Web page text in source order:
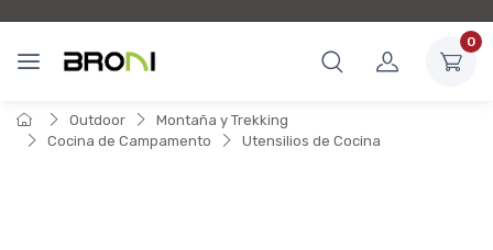
0
Outdoor
Montaña y Trekking
Cocina de Campamento
Utensilios de Cocina